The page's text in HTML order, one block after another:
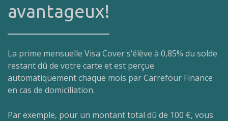
avantageux!
Texte
La prime mensuelle Visa Cover s’élève à 0,85% du solde
restant dû de votre carte et est perçue
automatiquement chaque mois par Carrefour Finance
en cas de domiciliation.
Par exemple, pour un montant total dû de 100 €, vous